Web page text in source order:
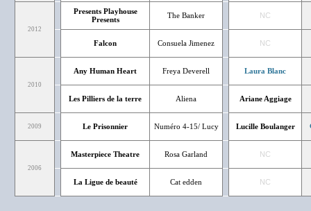
2012
Presents Playhouse
Presents
The Banker NC
Falcon Consuela Jimenez NC
2010
Any Human Heart Freya Deverell Laura Blanc
Les Pilliers de la terre Aliena Ariane Aggiage
2009 Le Prisonnier Numéro 4-15/ Lucy Lucille Boulanger
2006
Masterpiece Theatre Rosa Garland NC
La Ligue de beauté Cat edden NC